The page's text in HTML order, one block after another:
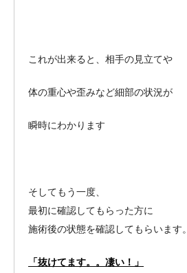
これが出来ると、相手の見立てや
体の重心や歪みなど細部の状況が
瞬時にわかります
そしてもう一度、
最初に確認してもらった方に
施術後の状態を確認してもらいます。
「抜けてます。。凄い！」